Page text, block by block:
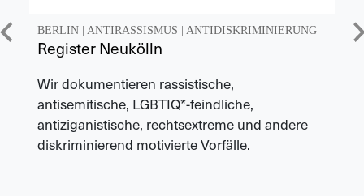
BERLIN ANTIRASSISMUS ANTIDISKRIMINIERUNG
Register Neukölln
Wir dokumentieren rassistische,
antisemitische, LGBTIQ*-feindliche,
antiziganistische, rechtsextreme und andere
diskriminierend motivierte Vorfälle.